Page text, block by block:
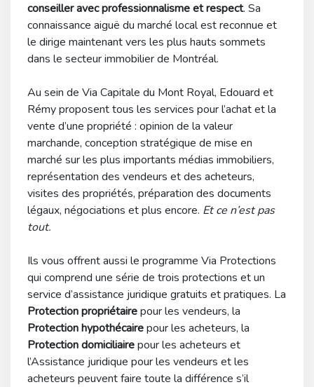
conseiller avec professionnalisme et respect. Sa
connaissance aiguë du marché local est reconnue et
le dirige maintenant vers les plus hauts sommets
dans le secteur immobilier de Montréal.
Au sein de Via Capitale du Mont Royal, Edouard et
Rémy proposent tous les services pour l’achat et la
vente d’une propriété : opinion de la valeur
marchande, conception stratégique de mise en
marché sur les plus importants médias immobiliers,
représentation des vendeurs et des acheteurs,
visites des propriétés, préparation des documents
légaux, négociations et plus encore. Et ce n’est pas
tout.
Ils vous offrent aussi le programme Via Protections
qui comprend une série de trois protections et un
service d’assistance juridique gratuits et pratiques. La
Protection propriétairepour les vendeurs, la
Protection hypothécairepour les acheteurs, la
Protection domiciliairepour les acheteurs et
l’Assistance juridique pour les vendeurs et les
acheteurs peuvent faire toute la différence s’il